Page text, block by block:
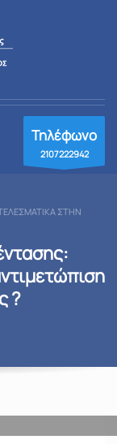
Τηλέφωνο
2107222942
ΣΤΗΝ
?